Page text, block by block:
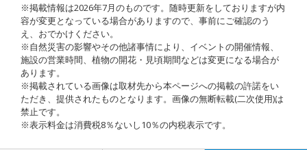
※掲載情報は2026年7月のものです。随時更新をしておりますが内
容が変更となっている場合がありますので、事前にご確認のう
え、おでかけください。
※自然災害の影響やその他諸事情により、イベントの開催情報、
施設の営業時間、植物の開花・見頃期間などは変更になる場合が
あります。
※掲載されている画像は取材先から本ページへの掲載の許諾をい
ただき、提供されたものとなります。画像の無断転載(二次使用)は
禁止です。
※表示料金は消費税8％ないし10％の内税表示です。